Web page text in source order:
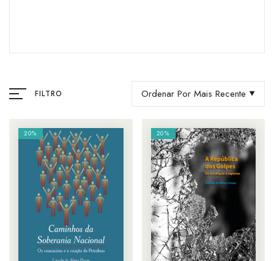
FILTRO Ordenar Por Mais Recente
20% 20%